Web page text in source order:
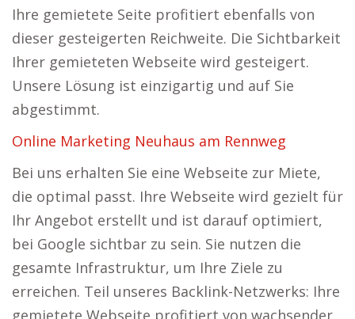
Ihre gemietete Seite profitiert ebenfalls von
dieser gesteigerten Reichweite. Die Sichtbarkeit
Ihrer gemieteten Webseite wird gesteigert.
Unsere Lösung ist einzigartig und auf Sie
abgestimmt.
Online Marketing Neuhaus am Rennweg
Bei uns erhalten Sie eine Webseite zur Miete,
die optimal passt. Ihre Webseite wird gezielt für
Ihr Angebot erstellt und ist darauf optimiert,
bei Google sichtbar zu sein. Sie nutzen die
gesamte Infrastruktur, um Ihre Ziele zu
erreichen. Teil unseres Backlink-Netzwerks: Ihre
gemietete Webseite profitiert von wachsender